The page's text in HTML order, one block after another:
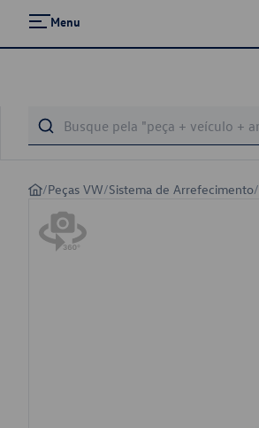
Menu
/Peças VW/Sistema de Arrefecimento/